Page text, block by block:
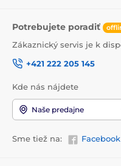
Potrebujete poradiť
Zákaznický servis je k
+421 222 205 145
Kde nás nájdete
Naše predajne
Sme tiež na: Facebook